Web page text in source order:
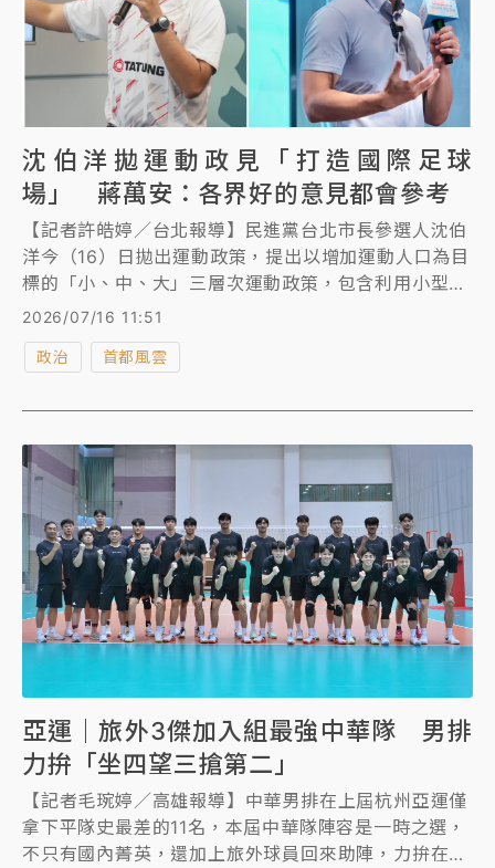
沈伯洋拋運動政見「打造國際足球
場」 蔣萬安：各界好的意見都會參考
【記者許皓婷／台北報導】民進黨台北市長參選人沈伯
洋今（16）日拋出運動政策，提出以增加運動人口為目
標的「小、中、大」三層次運動政策，包含利用小型公
園、健身小巴到社區、河濱地建設運動場地、每區新設
運動中心等方式，打造無限城運動聯盟。對此，台北市
2026/07/16 11:51
政治 首都風雲
亞運｜旅外3傑加入組最強中華隊 男排
力拚「坐四望三搶第二」
【記者毛琬婷／高雄報導】中華男排在上屆杭州亞運僅
拿下平隊史最差的11名，本屆中華隊陣容是一時之選，
不只有國內菁英，還加上旅外球員回來助陣，力拚在名